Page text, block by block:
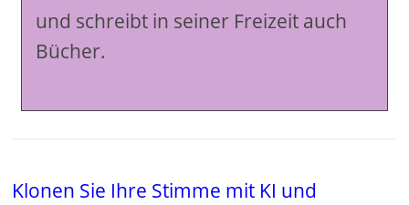
und schreibt in seiner Freizeit auch
Bücher.
Klonen Sie Ihre Stimme mit KI und